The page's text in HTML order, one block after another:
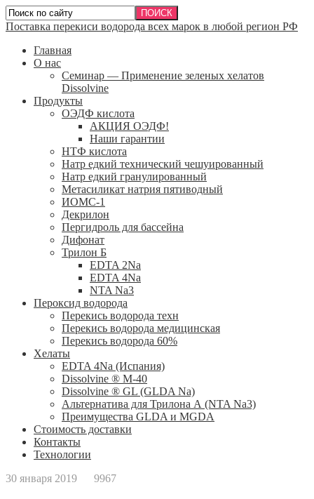
Поставка перекиси водорода всех марок в любой регион РФ
Главная
О нас
Семинар — Применение зеленых хелатов
Dissolvine
Продукты
ОЭДФ кислота
АКЦИЯ ОЭДФ!
Наши гарантии
НТФ кислота
Натр едкий технический чешуированный
Натр едкий гранулированный
Метасиликат натрия пятиводный
ИОМС-1
Декрилон
Пергидроль для бассейна
Дифонат
Трилон Б
EDTA 2Na
EDTA 4Na
NTA Na3
Пероксид водорода
Перекись водорода техн
Перекись водорода медицинская
Перекись водорода 60%
Хелаты
ЕDTA 4Na (Испания)
Dissolvine ® M-40
Dissolvine ® GL (GLDA Na)
Альтернатива для Трилона А (NTA Na3)
Преимущества GLDA и MGDA
Стоимость доставки
Контакты
Технологии
30 января 2019
9967